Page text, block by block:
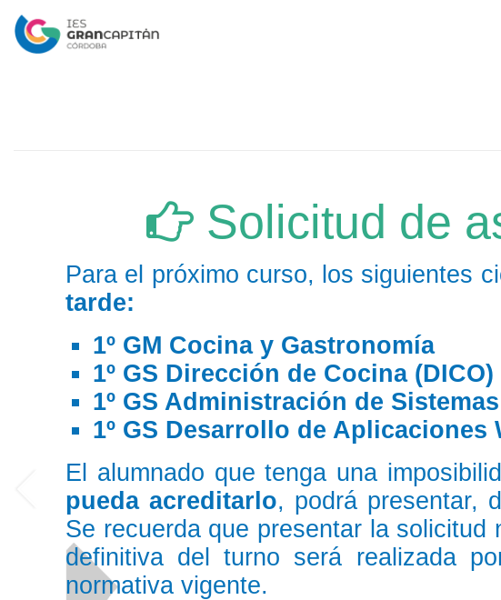
Para el próximo curso, los siguientes
tarde:
1º GM Cocina y Gastronomía
1º GS Dirección de Cocina (DICO)
1º GS Administración de
1º GS Desarrollo de Aplicaciones
El alumnado que tenga una
pueda acreditarlo, podrá presentar,
Se recuerda que presentar la
definitiva del turno será realizada
normativa vigente.
Solicitud de